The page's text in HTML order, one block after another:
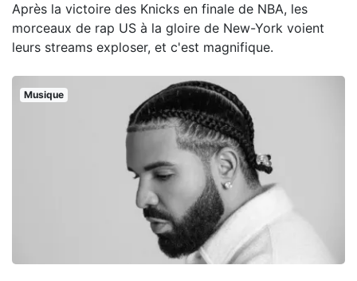
Après la victoire des Knicks en finale de NBA, les
morceaux de rap US à la gloire de New-York voient
leurs streams exploser, et c'est magnifique.
Musique